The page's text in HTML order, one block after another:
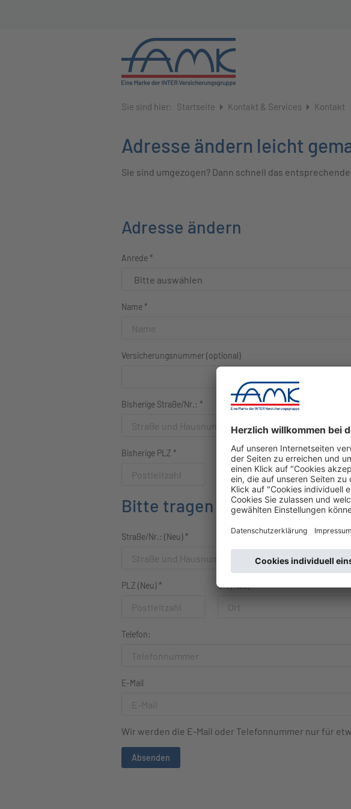
Sie sind hier: Startseite Kontakt & Services Kontakt
Adresse ändern leicht
Sie sind umgezogen? Dann schnell das
Adresse ändern
Anrede *
Name *
Versicherungsnummer (optional)
Bisherige Straße/Nr.: *
Bisherige PLZ * Bisheriger Ort*
Bitte tragen sie hier ihre
Straße/Nr.: (Neu) *
PLZ (Neu) * Ort (Neu)*
Telefon:
E-Mail
Wir werden die E-Mail oder Telefonnummer nur für
Absenden